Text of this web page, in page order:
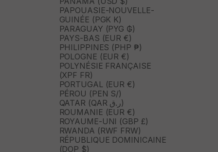
PAPOUASIE-NOUVELLE-
GUINÉE (PGK K)
PARAGUAY (PYG ₲)
PAYS-BAS (EUR €)
PHILIPPINES (PHP ₱)
POLOGNE (EUR €)
POLYNÉSIE FRANÇAISE
(XPF FR)
PORTUGAL (EUR €)
PÉROU (PEN S/)
QATAR (QAR ر.ق)
ROUMANIE (EUR €)
ROYAUME-UNI (GBP £)
RWANDA (RWF FRW)
RÉPUBLIQUE DOMINICAINE
(DOP $)